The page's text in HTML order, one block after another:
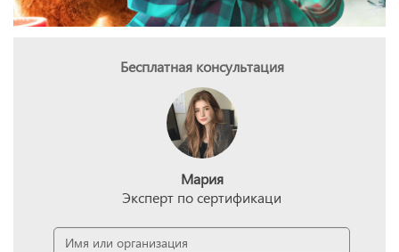
Бесплатная консультация
Мария
Эксперт по сертификаци